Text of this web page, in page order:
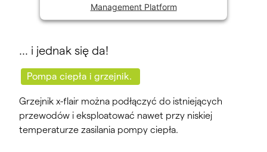
… i jednak się da!
Pompa ciepła i grzejnik.
Grzejnik x-flair można podłączyć do istniejących
przewodów i eksploatować nawet przy niskiej
temperaturze zasilania pompy ciepła.
Management Platform